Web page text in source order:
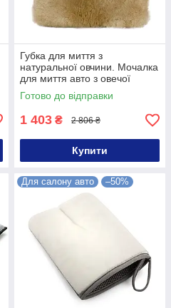
Губка для миття з
натуральної овчини. Мочалка
для миття авто з овечої
вовни
Готово до відправки
1 403 ₴ 2 806 ₴
Купити
Для салону авто –50%